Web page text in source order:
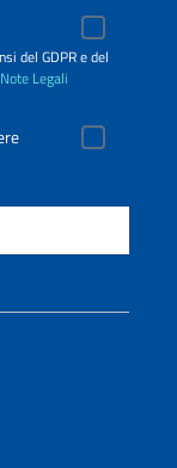
del GDPR e del
Note Legali